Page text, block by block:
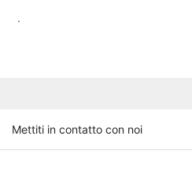
.
Mettiti in contatto con noi